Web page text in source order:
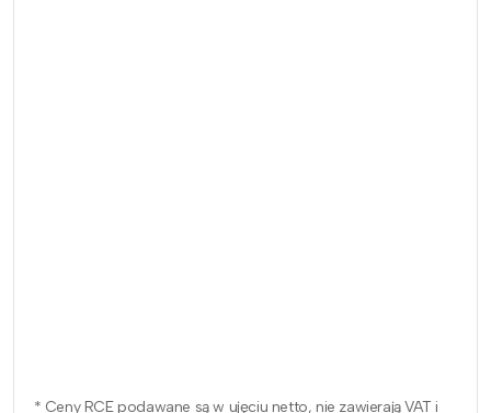
* Ceny RCE podawane są w ujęciu netto, nie zawierają VAT i